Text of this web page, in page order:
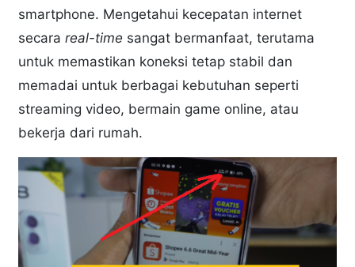
smartphone. Mengetahui kecepatan internet
secara real-time sangat bermanfaat, terutama
untuk memastikan koneksi tetap stabil dan
memadai untuk berbagai kebutuhan seperti
streaming video, bermain game online, atau
bekerja dari rumah.